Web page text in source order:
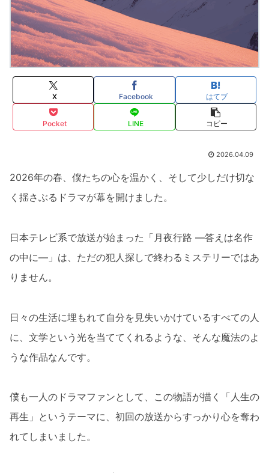
X Facebook はてブ
Pocket LINE コピー
2026.04.09
2026年の春、僕たちの心を温かく、そして少しだけ切な
く揺さぶるドラマが幕を開けました。
日本テレビ系で放送が始まった「月夜行路 ―答えは名作
の中に―」は、ただの犯人探しで終わるミステリーではあ
りません。
日々の生活に埋もれて自分を見失いかけているすべての人
に、文学という光を当ててくれるような、そんな魔法のよ
うな作品なんです。
僕も一人のドラマファンとして、この物語が描く「人生の
再生」というテーマに、初回の放送からすっかり心を奪わ
れてしまいました。